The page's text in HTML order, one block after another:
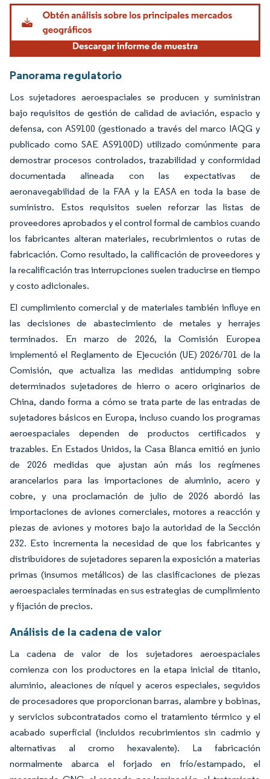
Imagen © Mordor Intelligence. El uso requiere atribución según CC BY 4.0.
Panorama regulatorio
Los sujetadores aeroespaciales se producen y suministran
bajo requisitos de gestión de calidad de aviación, espacio y
defensa, con AS9100 (gestionado a través del marco IAQG y
publicado como SAE AS9100D) utilizado comúnmente para
demostrar procesos controlados, trazabilidad y conformidad
documentada alineada con las expectativas de
aeronavegabilidad de la FAA y la EASA en toda la base de
suministro. Estos requisitos suelen reforzar las listas de
proveedores aprobados y el control formal de cambios cuando
los fabricantes alteran materiales, recubrimientos o rutas de
fabricación. Como resultado, la calificación de proveedores y
la recalificación tras interrupciones suelen traducirse en tiempo
y costo adicionales.
El cumplimiento comercial y de materiales también influye en
las decisiones de abastecimiento de metales y herrajes
terminados. En marzo de 2026, la Comisión Europea
implementó el Reglamento de Ejecución (UE) 2026/701 de la
Comisión, que actualiza las medidas antidumping sobre
determinados sujetadores de hierro o acero originarios de
China, dando forma a cómo se trata parte de las entradas de
sujetadores básicos en Europa, incluso cuando los programas
aeroespaciales dependen de productos certificados y
trazables. En Estados Unidos, la Casa Blanca emitió en junio
de 2026 medidas que ajustan aún más los regímenes
arancelarios para las importaciones de aluminio, acero y
cobre, y una proclamación de julio de 2026 abordó las
importaciones de aviones comerciales, motores a reacción y
piezas de aviones y motores bajo la autoridad de la Sección
232. Esto incrementa la necesidad de que los fabricantes y
distribuidores de sujetadores separen la exposición a materias
primas (insumos metálicos) de las clasificaciones de piezas
aeroespaciales terminadas en sus estrategias de cumplimiento
y fijación de precios.
Análisis de la cadena de valor
La cadena de valor de los sujetadores aeroespaciales
comienza con los productores en la etapa inicial de titanio,
aluminio, aleaciones de níquel y aceros especiales, seguidos
de procesadores que proporcionan barras, alambre y bobinas,
y servicios subcontratados como el tratamiento térmico y el
acabado superficial (incluidos recubrimientos sin cadmio y
alternativas al cromo hexavalente). La fabricación
normalmente abarca el forjado en frío/estampado, el